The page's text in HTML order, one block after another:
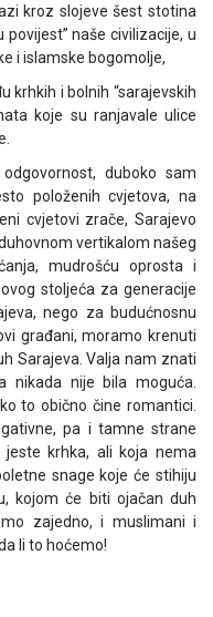
kroz slojeve šest stotina
naše civilizacije, u
i islamske bogomolje,
krhkih i bolnih “sarajevskih
koje su ranjavale ulice
duboko sam
položenih cvjetova, na
cvjetovi zrače, Sarajevo
vertikalom našeg
mudrošću oprosta i
stoljeća za generacije
nego za budućnosnu
građani, moramo krenuti
Sarajeva. Valja nam znati
nikada nije bila moguća.
to obično čine romantici.
pa i tamne strane
krhka, ali koja nema
snage koje će stihiju
kojom će biti ojačan duh
zajedno, i muslimani i
li to hoćemo!